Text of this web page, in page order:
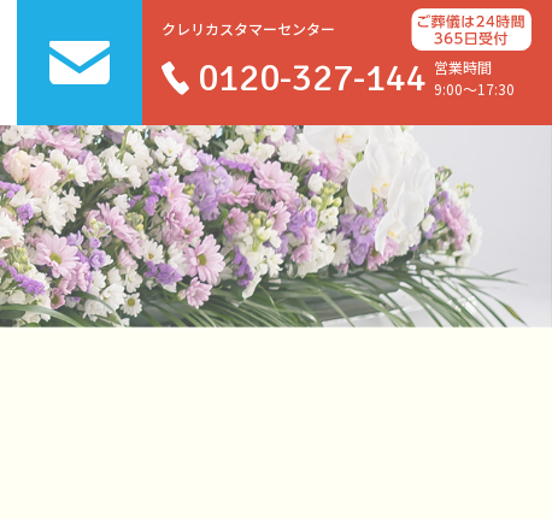
クレリカスタマーセンター
0120-327-144 営業時間
9:00～17:30